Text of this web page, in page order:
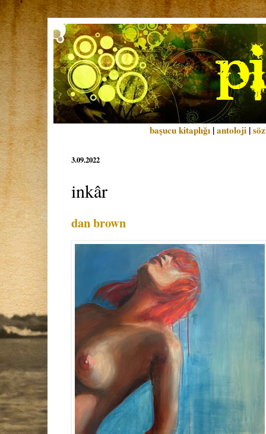
başucu kitaplığı |antoloji |
3.09.2022
inkâr
dan brown